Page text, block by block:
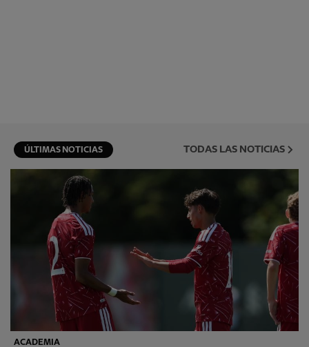
ÚLTIMAS NOTICIAS TODAS LAS NOTICIAS
ACADEMIA